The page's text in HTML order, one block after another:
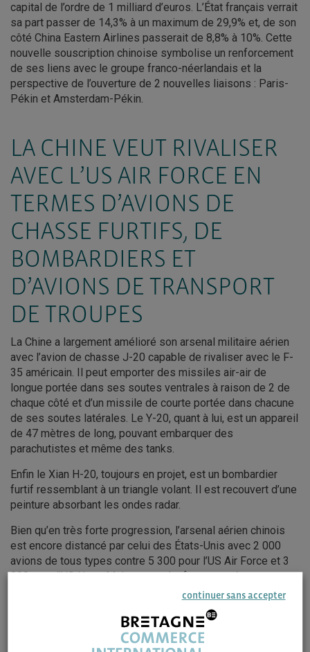
capital de l’ordre de 1 milliard d’euros. L’État français verrait
sa part passer de 14,3% à un maximum de 29,9% et, de son
côté China Eastern Airlines passerait de 8,8% à 10%. Cette
nouvelle souscription chinoise symbolise un renforcement
de ses liens avec le groupe franco-néerlandais et la
perspective de l’ouverture de 2 nouvelles liaisons : Paris-
Pékin et Amsterdam-Pékin.
LA CHINE VEUT RIVALISER
AVEC L’US AIR FORCE EN
TERMES D’AVIONS DE
CHASSE FURTIFS, DE
BOMBARDIERS ET
D’AVIONS DE TRANSPORT
DE TROUPES
La Chine a largement amélioré son arsenal militaire aérien
avec l’avion de chasse J-20 capable de rivaliser avec le F-
35 américain. Il peut emporter des missiles air-air de
longue portée dans ses soutes ventrales à raison de 2 de
chaque côté et d’un missile de courte portée dans chacune
de ses soutes latérales. Le Y-20, quant à lui, est un appareil
de 47 mètres de long, pouvant embarquer des
parachutistes et même des tanks.
Enfin le Xian H-20, toujours en projet, est un bombardier
furtif ressemblant à un triangle volant. Il est recouvert d’une
peinture absorbant les ondes radar.
Bien qu’en très forte progression, l’arsenal aérien chinois
est encore distancé par celui des États-Unis avec 2 000
avions de tous types contre 5 300 pour l’US Air Force et 3
000 pour l’US Navy. Mais cette très forte montée en
puissance de la Chine n’est pas sans inquiéter le
continuer sans accepter